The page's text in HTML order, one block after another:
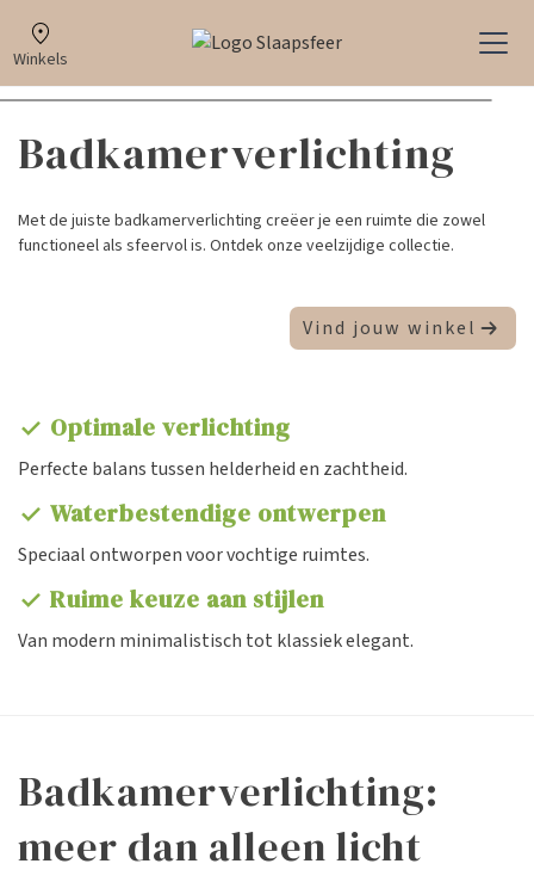
Winkels
Badkamerverlichting
Met de juiste badkamerverlichting creëer je een ruimte die zowel
functioneel als sfeervol is. Ontdek onze veelzijdige collectie.
Vind jouw winkel
check Optimale verlichting
Perfecte balans tussen helderheid en zachtheid.
check Waterbestendige ontwerpen
Speciaal ontworpen voor vochtige ruimtes.
check Ruime keuze aan stijlen
Van modern minimalistisch tot klassiek elegant.
Badkamerverlichting:
meer dan alleen licht